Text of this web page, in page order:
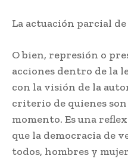
La actuación parcial
O bien, represión o
acciones dentro de la
con la visión de la
criterio de quienes
momento. Es una
que la democracia de
todos, hombres y